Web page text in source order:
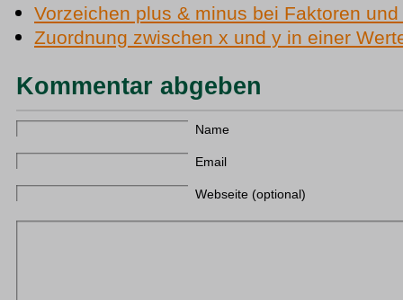
Vorzeichen plus & minus bei Faktoren
Zuordnung zwischen x und y in einer
Kommentar abgeben
Name
Email
Webseite (optional)